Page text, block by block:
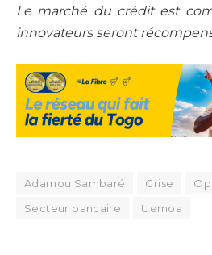
Le marché du crédit est
innovateurs seront
Adamou Sambaré Crise
Secteur bancaire
Uemoa